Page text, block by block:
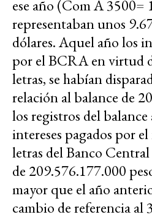
ese año (Com A 3500=
representaban unos
dólares. Aquel año los
por el BCRA en virtud
letras, se habían
relación al balance de
los registros del
intereses pagados por
letras del Banco
de 209.576.177.000
mayor que el año
cambio de referencia al